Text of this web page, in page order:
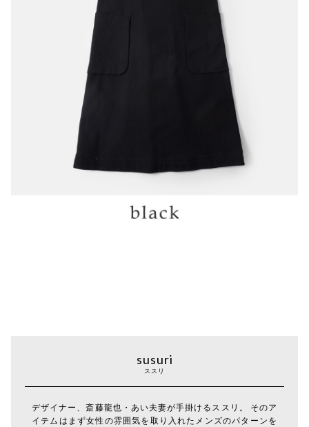
susuri
ススリ
デザイナー、斎藤龍也・あい夫妻が手掛けるススリ。 そのア
イテムはまず女性の雰囲気を取り入れたメンズのパターンを